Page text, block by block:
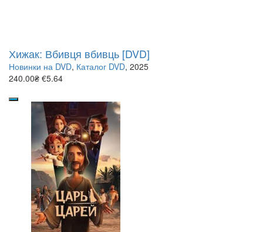
Хижак: Вбивця вбивць [DVD]
Новинки на DVD, Каталог DVD, 2025
240.00₴ €5.64